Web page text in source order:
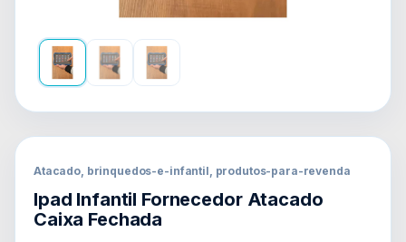
Atacado, brinquedos-e-infantil, produtos-para-revenda
Ipad Infantil Fornecedor Atacado
Caixa Fechada